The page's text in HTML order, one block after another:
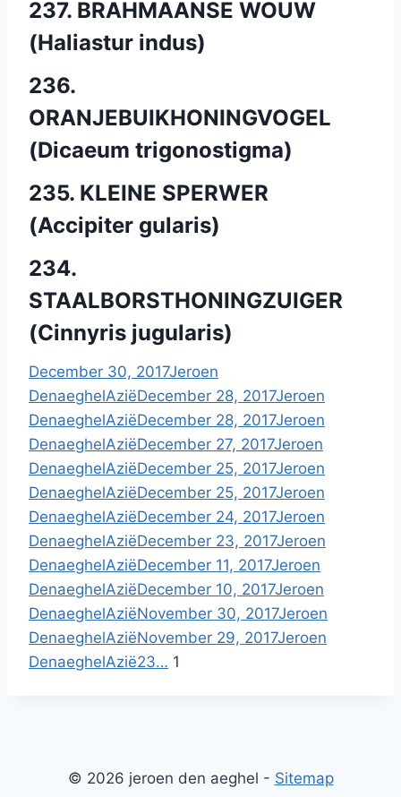
237. BRAHMAANSE WOUW
(Haliastur indus)
236.
ORANJEBUIKHONINGVOGEL
(Dicaeum trigonostigma)
235. KLEINE SPERWER
(Accipiter gularis)
234.
STAALBORSTHONINGZUIGER
(Cinnyris jugularis)
December 30, 2017Jeroen
DenaeghelAziëDecember 28, 2017Jeroen
DenaeghelAziëDecember 28, 2017Jeroen
DenaeghelAziëDecember 27, 2017Jeroen
DenaeghelAziëDecember 25, 2017Jeroen
DenaeghelAziëDecember 25, 2017Jeroen
DenaeghelAziëDecember 24, 2017Jeroen
DenaeghelAziëDecember 23, 2017Jeroen
DenaeghelAziëDecember 11, 2017Jeroen
DenaeghelAziëDecember 10, 2017Jeroen
DenaeghelAziëNovember 30, 2017Jeroen
DenaeghelAziëNovember 29, 2017Jeroen
DenaeghelAzië23… 1
© 2026 jeroen den aeghel - Sitemap